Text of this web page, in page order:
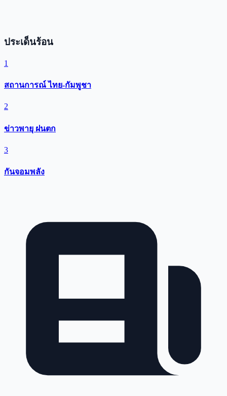
ประเด็นร้อน
1
สถานการณ์ ไทย-กัมพูชา
2
ข่าวพายุ ฝนตก
3
กันจอมพลัง